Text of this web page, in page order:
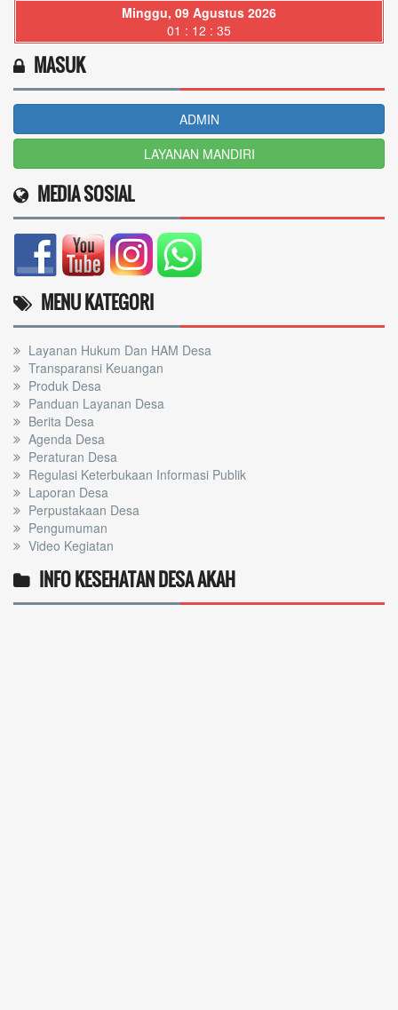
Minggu, 09 Agustus 2026
01 : 12 : 36
MASUK
ADMIN
LAYANAN MANDIRI
MEDIA SOSIAL
MENU KATEGORI
Layanan Hukum Dan HAM Desa
Transparansi Keuangan
Produk Desa
Panduan Layanan Desa
Berita Desa
Agenda Desa
Peraturan Desa
Regulasi Keterbukaan Informasi Publik
Laporan Desa
Perpustakaan Desa
Pengumuman
Video Kegiatan
INFO KESEHATAN DESA AKAH